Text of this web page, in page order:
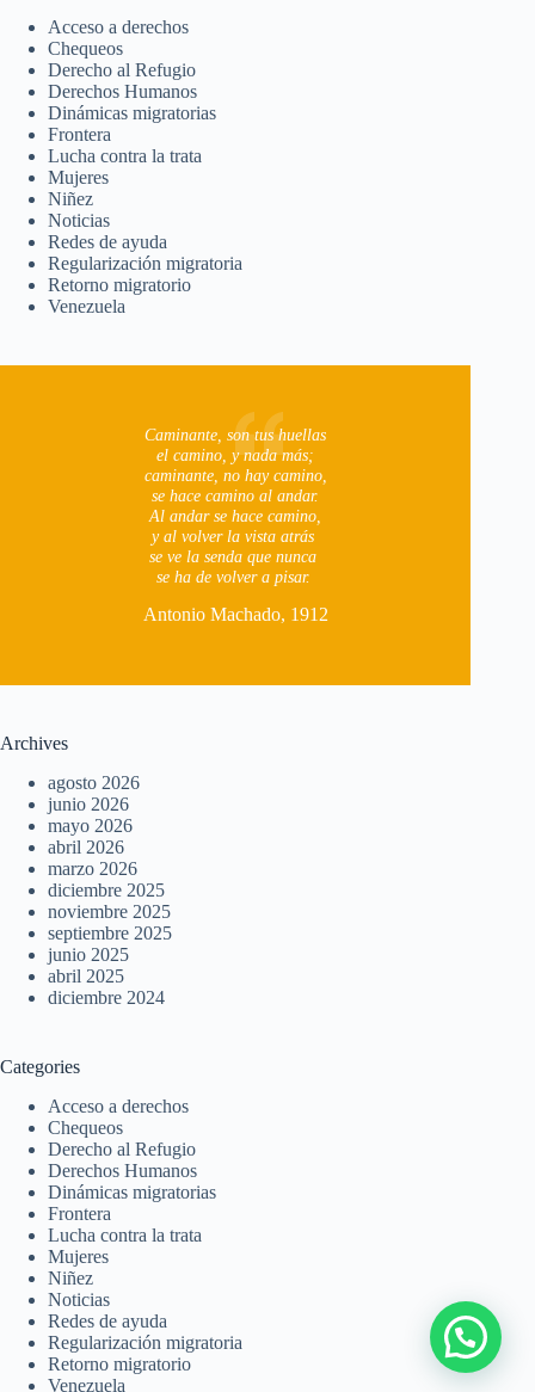
Acceso a derechos
Chequeos
Derecho al Refugio
Derechos Humanos
Dinámicas migratorias
Frontera
Lucha contra la trata
Mujeres
Niñez
Noticias
Redes de ayuda
Regularización migratoria
Retorno migratorio
Venezuela
Caminante, son tus huellas
el camino, y nada más;
caminante, no hay camino,
se hace camino al andar.
Al andar se hace camino,
y al volver la vista atrás
se ve la senda que nunca
se ha de volver a pisar.
Antonio Machado, 1912
Archives
agosto 2026
junio 2026
mayo 2026
abril 2026
marzo 2026
diciembre 2025
noviembre 2025
septiembre 2025
junio 2025
abril 2025
diciembre 2024
Categories
Acceso a derechos
Chequeos
Derecho al Refugio
Derechos Humanos
Dinámicas migratorias
Frontera
Lucha contra la trata
Mujeres
Niñez
Noticias
Redes de ayuda
Regularización migratoria
Retorno migratorio
Venezuela